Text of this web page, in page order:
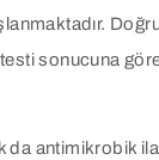
sonucuna
da antimikrobik